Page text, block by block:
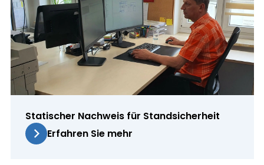
Statischer Nachweis für Standsicherheit
Erfahren Sie mehr